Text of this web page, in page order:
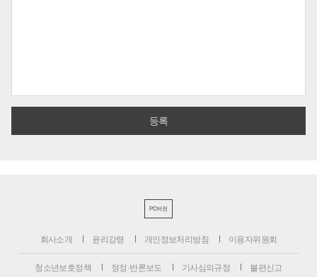
PC버전
회사소개 윤리강령 개인정보처리방침 이용자위원회
청소년보호정책 정정·반론보도 기사심의규정 불편신고